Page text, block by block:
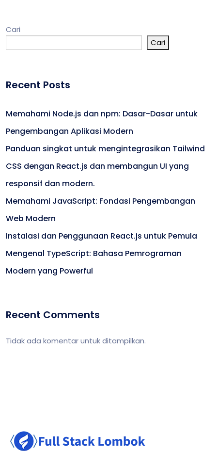
Cari
Cari
Recent Posts
Memahami Node.js dan npm: Dasar-Dasar untuk
Pengembangan Aplikasi Modern
Panduan singkat untuk mengintegrasikan Tailwind
CSS dengan React.js dan membangun UI yang
responsif dan modern.
Memahami JavaScript: Fondasi Pengembangan
Web Modern
Instalasi dan Penggunaan React.js untuk Pemula
Mengenal TypeScript: Bahasa Pemrograman
Modern yang Powerful
Recent Comments
Tidak ada komentar untuk ditampilkan.